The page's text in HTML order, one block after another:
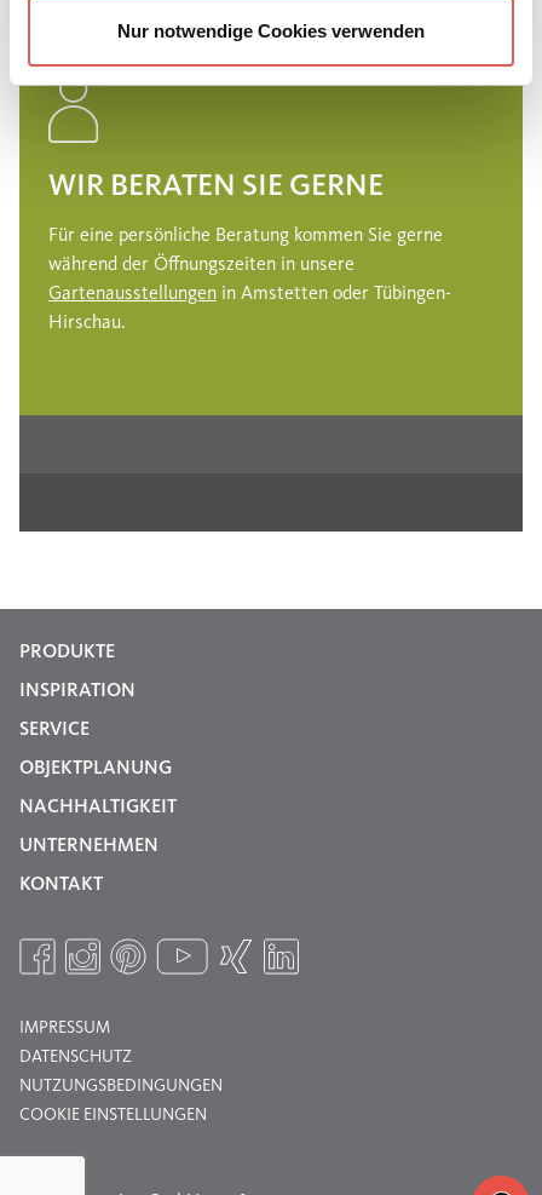
Nur notwendige Cookies verwenden
WIR BERATEN SIE GERNE
Für eine persönliche Beratung kommen Sie gerne
während der Öffnungszeiten in unsere
Gartenausstellungen in Amstetten oder Tübingen-
Hirschau.
PRODUKTE
INSPIRATION
SERVICE
OBJEKTPLANUNG
NACHHALTIGKEIT
UNTERNEHMEN
KONTAKT
IMPRESSUM
DATENSCHUTZ
NUTZUNGSBEDINGUNGEN
COOKIE EINSTELLUNGEN